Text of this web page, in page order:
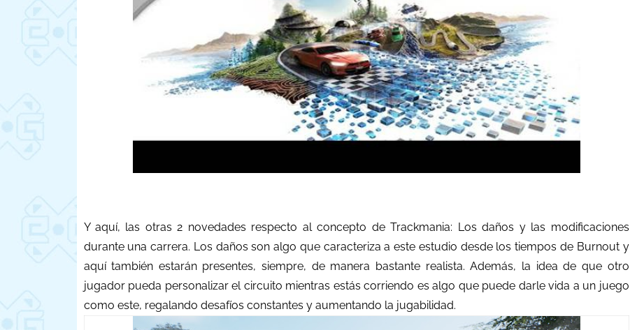
Y aquí, las otras 2 novedades respecto al concepto de Trackmania: Los daños y las modificaciones
durante una carrera. Los daños son algo que caracteriza a este estudio desde los tiempos de Burnout y
aquí también estarán presentes, siempre, de manera bastante realista. Además, la idea de que otro
jugador pueda personalizar el circuito mientras estás corriendo es algo que puede darle vida a un juego
como este, regalando desafíos constantes y aumentando la jugabilidad.